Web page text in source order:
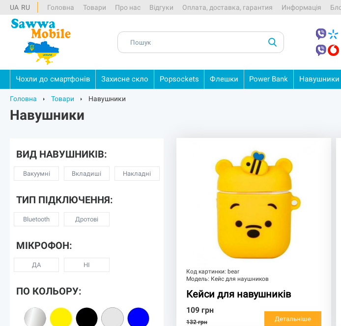
UA RU Головна Товари Про нас Відгуки Оплата, доставка, гарантия Информація
Чохли до смартфонів Захиснескло Popsockets Флешки Power Bank Навушники
Головна Товари Навушники
Навушники
Код картинки: bear
Модель: Кейс для наушников
Кейси для навушників
109 грн
132 грн Детальніше
ВИД НАВУШНИКІВ:
Вакуумні Вкладиші Накладні
ТИП ПІДКЛЮЧЕННЯ:
Bluetooth Дротові
МІКРОФОН:
ДА НІ
ПО КОЛЬОРУ: